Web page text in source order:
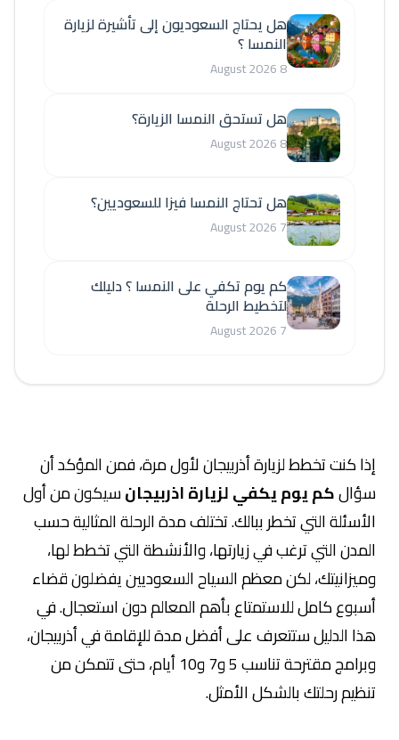
إذا كنت تخطط لزيارة أذربيجان لأول مرة، فمن المؤكد أن
سؤالكم يوم يكفي لزيارة اذربيجانسيكون من أول
الأسئلة التي تخطر ببالك. تختلف مدة الرحلة المثالية حسب
المدن التي ترغب في زيارتها، والأنشطة التي تخطط لها،
وميزانيتك، لكن معظم السياح السعوديين يفضلون قضاء
أسبوع كامل للاستمتاع بأهم المعالم دون استعجال. في
هذا الدليل ستتعرف على أفضل مدة للإقامة في أذربيجان،
وبرامج مقترحة تناسب 5 و7 و10 أيام، حتى تتمكن من
تنظيم رحلتك بالشكل الأمثل.
هل يحتاج السعوديون إلى تأشيرة لزيارة
النمسا ؟
8 August 2026
هل تستحق النمسا الزيارة؟
8 August 2026
هل تحتاج النمسا فيزا للسعوديين؟
7 August 2026
كم يوم تكفي على النمسا ؟ دليلك
لتخطيط الرحلة
7 August 2026